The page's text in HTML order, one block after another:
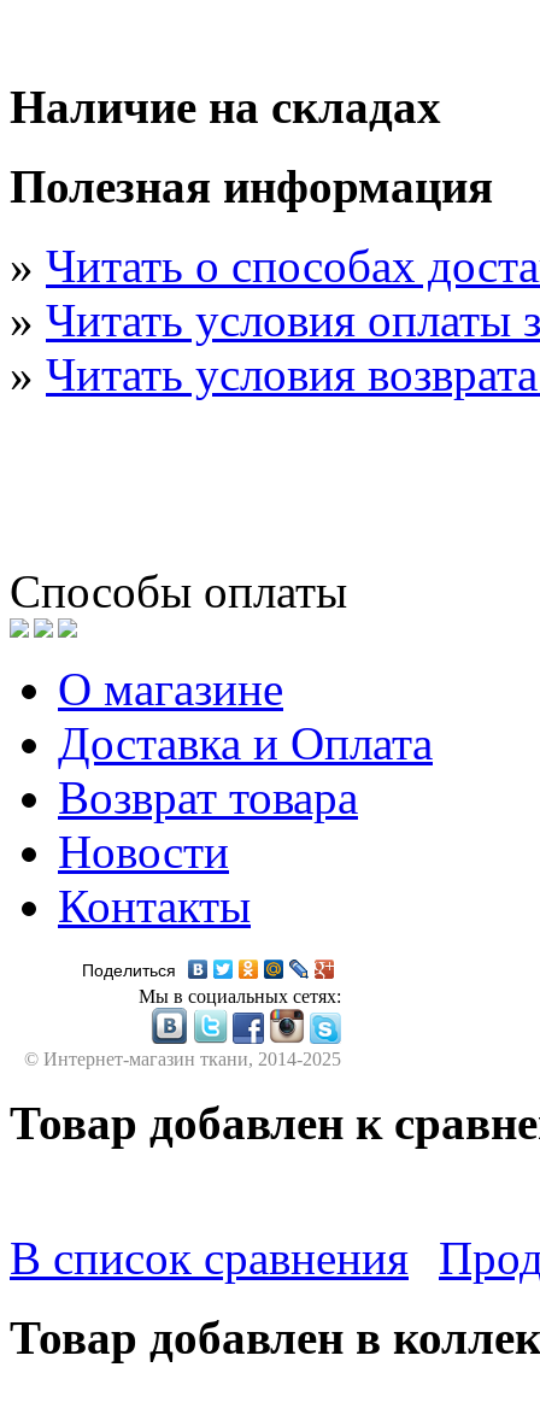
Наличие на складах
Полезная информация
» Читать о способах
» Читать условия оплаты
» Читать условия
Способы оплаты
О магазине
Доставка и Оплата
Возврат товара
Новости
Контакты
Поделиться
Мы в социальных сетях:
© Интернет-магазин ткани, 2014-2025
Товар добавлен к
В список сравнения
Товар добавлен в